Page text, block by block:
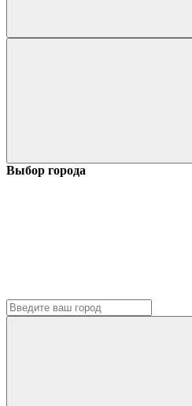
Выбор города